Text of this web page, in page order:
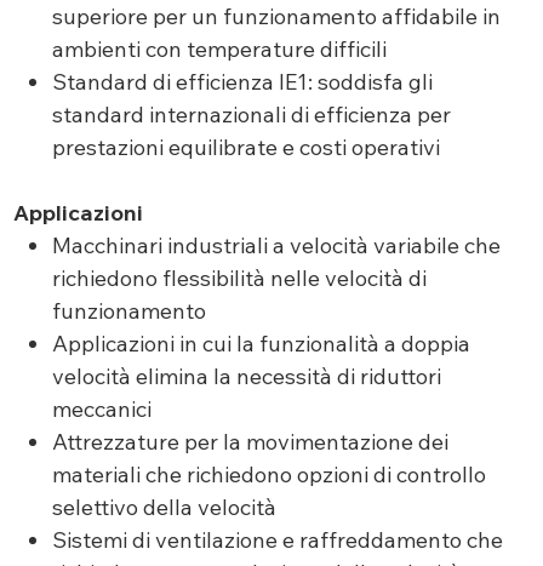
superiore per un funzionamento affidabile in
ambienti con temperature difficili
Standard di efficienza IE1: soddisfa gli
standard internazionali di efficienza per
prestazioni equilibrate e costi operativi
Applicazioni
Macchinari industriali a velocità variabile che
richiedono flessibilità nelle velocità di
funzionamento
Applicazioni in cui la funzionalità a doppia
velocità elimina la necessità di riduttori
meccanici
Attrezzature per la movimentazione dei
materiali che richiedono opzioni di controllo
selettivo della velocità
Sistemi di ventilazione e raffreddamento che